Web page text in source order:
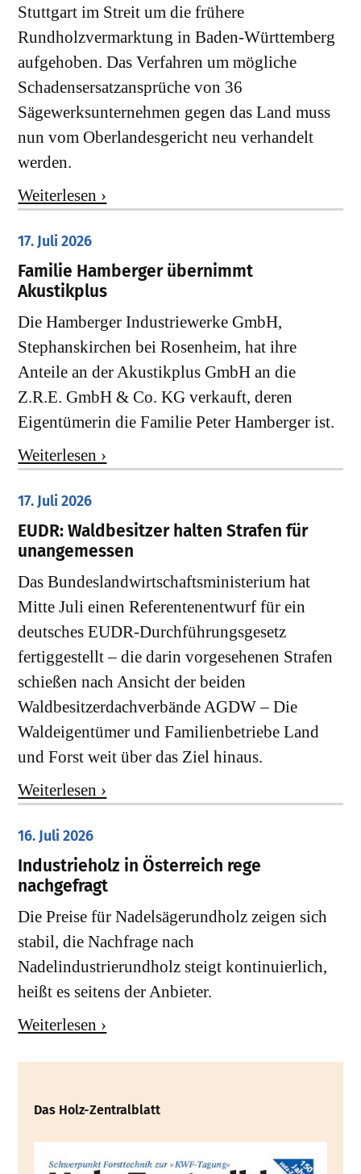
Stuttgart im Streit um die frühere
Rundholzvermarktung in Baden-Württemberg
aufgehoben. Das Verfahren um mögliche
Schadensersatzansprüche von 36
Sägewerksunternehmen gegen das Land muss
nun vom Oberlandesgericht neu verhandelt
werden.
Weiterlesen ›
17. Juli 2026
Familie Hamberger übernimmt
Akustikplus
Die Hamberger Industriewerke GmbH,
Stephanskirchen bei Rosenheim, hat ihre
Anteile an der Akustikplus GmbH an die
Z.R.E. GmbH & Co. KG verkauft, deren
Eigentümerin die Familie Peter Hamberger ist.
Weiterlesen ›
17. Juli 2026
EUDR: Waldbesitzer halten Strafen für
unangemessen
Das Bundeslandwirtschaftsministerium hat
Mitte Juli einen Referentenentwurf für ein
deutsches EUDR-Durchführungsgesetz
fertiggestellt – die darin vorgesehenen Strafen
schießen nach Ansicht der beiden
Waldbesitzerdachverbände AGDW – Die
Waldeigentümer und Familienbetriebe Land
und Forst weit über das Ziel hinaus.
Weiterlesen ›
16. Juli 2026
Industrieholz in Österreich rege
nachgefragt
Die Preise für Nadelsägerundholz zeigen sich
stabil, die Nachfrage nach
Nadelindustrierundholz steigt kontinuierlich,
heißt es seitens der Anbieter.
Weiterlesen ›
Das Holz-Zentralblatt